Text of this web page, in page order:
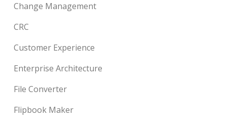
Change Management
CRC
Customer Experience
Enterprise Architecture
File Converter
Flipbook Maker